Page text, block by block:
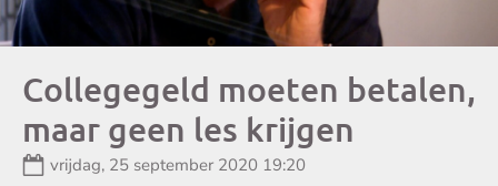
Collegegeld moeten betalen,
maar geen les krijgen
Datum:
vrijdag, 25 september 2020 19:20